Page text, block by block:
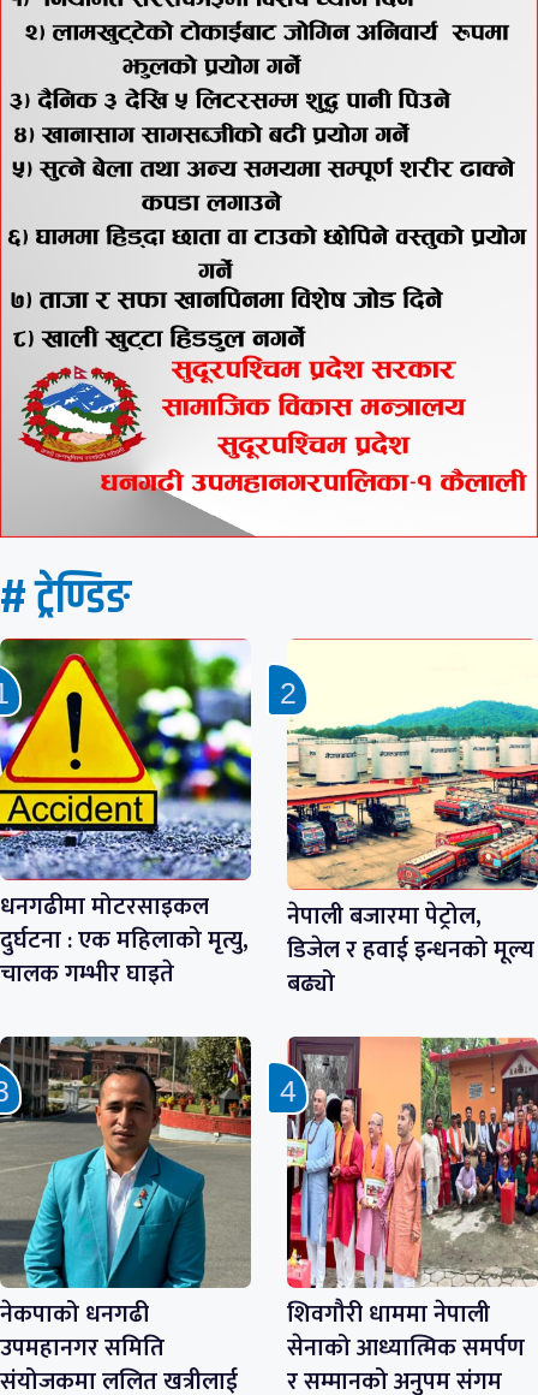
# ट्रेण्डिङ
धनगढीमा मोटरसाइकल
दुर्घटना : एक महिलाको मृत्यु,
चालक गम्भीर घाइते
नेपाली बजारमा पेट्रोल,
डिजेल र हवाई इन्धनको मूल्य
बढ्यो
नेकपाको धनगढी
उपमहानगर समिति
संयोजकमा ललित खत्रीलाई
शिवगौरी धाममा नेपाली
सेनाको आध्यात्मिक समर्पण
र सम्मानको अनुपम संगम